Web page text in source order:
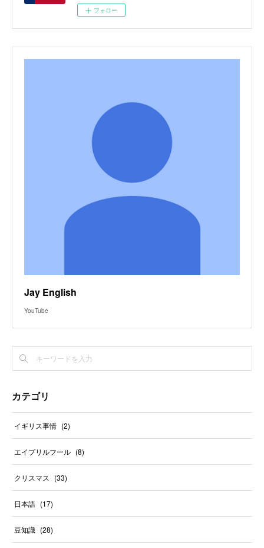
フォロー
Jay English
YouTube
カテゴリ
イギリス事情 (2)
エイプリルフール (8)
クリスマス (33)
日本語 (17)
豆知識 (28)